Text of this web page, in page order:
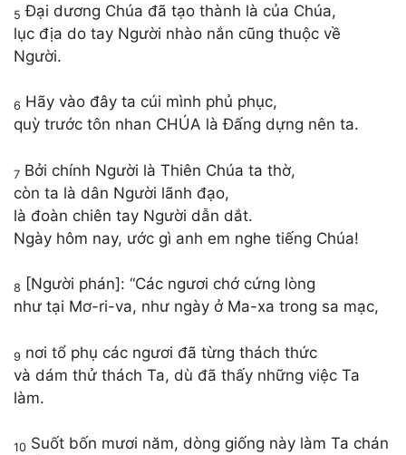
5 Đại dương Chúa đã tạo thành là của Chúa,
lục địa do tay Người nhào nắn cũng thuộc về
Người.
6 Hãy vào đây ta cúi mình phủ phục,
quỳ trước tôn nhan CHÚA là Đấng dựng nên ta.
7 Bởi chính Người là Thiên Chúa ta thờ,
còn ta là dân Người lãnh đạo,
là đoàn chiên tay Người dẫn dắt.
Ngày hôm nay, ước gì anh em nghe tiếng Chúa!
8 [Người phán]: “Các ngươi chớ cứng lòng
như tại Mơ-ri-va, như ngày ở Ma-xa trong sa mạc,
9 nơi tổ phụ các ngươi đã từng thách thức
và dám thử thách Ta, dù đã thấy những việc Ta
làm.
10 Suốt bốn mươi năm, dòng giống này làm Ta chán